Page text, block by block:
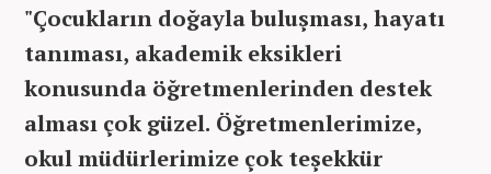
"Çocukların doğayla buluşması, hayatı
tanıması, akademik eksikleri
konusunda öğretmenlerinden destek
alması çok güzel. Öğretmenlerimize,
okul müdürlerimize çok teşekkür